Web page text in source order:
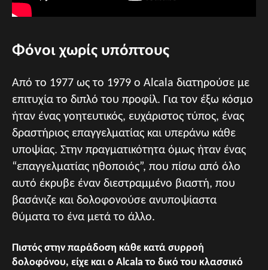
Φόνοι χωρίς υπόπτους
Από το 1977 ως το 1979 ο Alcala διατηρούσε με
επιτυχία το διπλό του προφίλ. Για τον έξω κόσμο
ήταν ένας γοητευτικός, ευχάριστος τύπος, ένας
δραστήριος επαγγελματίας και υπεράνω κάθε
υποψίας. Στην πραγματικότητα όμως ήταν ένας
“επαγγελματίας ηθοποιός”, που πίσω από όλο
αυτό έκρυβε έναν διεστραμμένο βιαστή, που
βασάνιζε και δολοφονούσε ανυποψίαστα
θύματα το ένα μετά το άλλο.
Πιστός στην παράδοση κάθε κατά συρροή
δολοφόνου, είχε και ο Alcala το δικό του κλασσικό